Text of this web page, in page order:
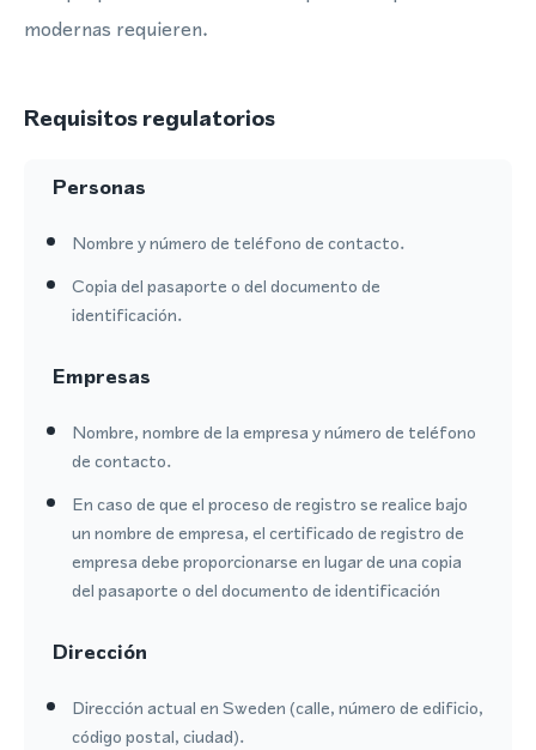
modernas requieren.
Requisitos regulatorios
Personas
Nombre y número de teléfono de contacto.
Copia del pasaporte o del documento de
identificación.
Empresas
Nombre, nombre de la empresa y número de teléfono
de contacto.
En caso de que el proceso de registro se realice bajo
un nombre de empresa, el certificado de registro de
empresa debe proporcionarse en lugar de una copia
del pasaporte o del documento de identificación
Dirección
Dirección actual en Sweden (calle, número de edificio,
código postal, ciudad).